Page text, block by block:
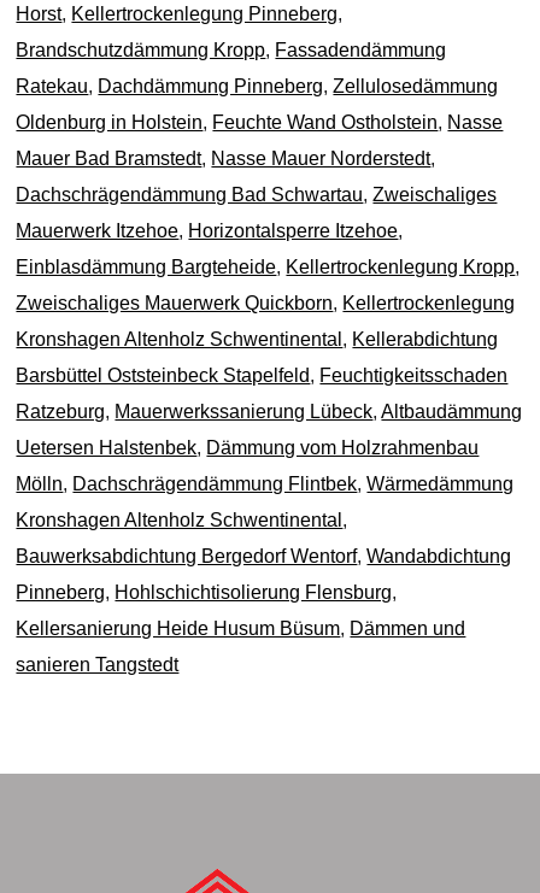
Horst, Kellertrockenlegung Pinneberg,
Brandschutzdämmung Kropp, Fassadendämmung
Ratekau, Dachdämmung Pinneberg,Zellulosedämmung
Oldenburg in Holstein, Feuchte Wand Ostholstein, Nasse
Mauer Bad Bramstedt, Nasse Mauer Norderstedt,
Dachschrägendämmung Bad Schwartau,Zweischaliges
Mauerwerk Itzehoe, Horizontalsperre Itzehoe,
Einblasdämmung Bargteheide, Kellertrockenlegung Kropp,
Zweischaliges Mauerwerk Quickborn, Kellertrockenlegung
Kronshagen Altenholz Schwentinental , Kellerabdichtung
Barsbüttel Oststeinbeck Stapelfeld, Feuchtigkeitsschaden
Ratzeburg, Mauerwerkssanierung Lübeck,Altbaudämmung
Uetersen Halstenbek, Dämmung vom Holzrahmenbau
Mölln, Dachschrägendämmung Flintbek,Wärmedämmung
Kronshagen Altenholz Schwentinental ,
Bauwerksabdichtung Bergedorf Wentorf,Wandabdichtung
Pinneberg, Hohlschichtisolierung Flensburg,
Kellersanierung Heide Husum Büsum, Dämmen und
sanieren Tangstedt